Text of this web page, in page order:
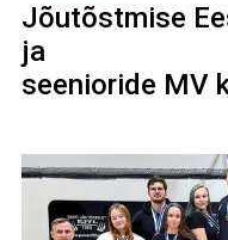
Jõutõstmise
ja
seenioride MV